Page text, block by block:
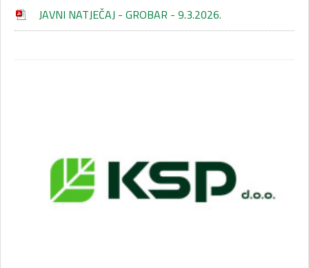
JAVNI NATJEČAJ - GROBAR - 9.3.2026.